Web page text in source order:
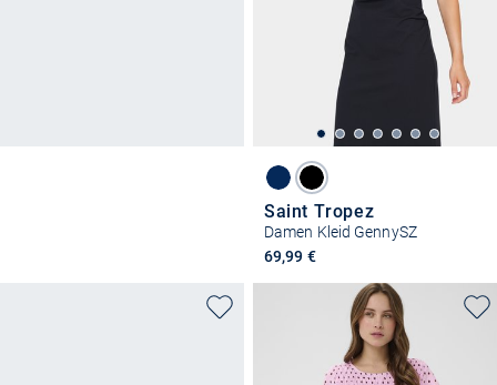
Saint Tropez
Damen Kleid GennySZ
69,99 €